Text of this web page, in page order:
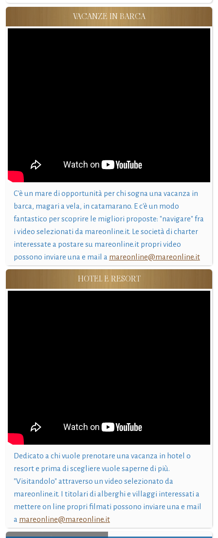
VACANZE IN BARCA
C'è un mare di opportunità per chi sogna una vacanza in
barca, magari a vela, in catamarano. E c'è un modo
fantastico per scoprire le migliori proposte: "navigare" fra
i video selezionati da mareonline.it. Le società di charter
interessate a postare su mareonline.it propri video
possono inviare una e mail a mareonline@mareonline.it
HOTEL E RESORT
Dedicato a chi vuole prenotare una vacanza in hotel o
resort e prima di scegliere vuole saperne di più.
"Visitandolo" attraverso un video selezionato da
mareonline.it. I titolari di alberghi e villaggi interessati a
mettere on line propri filmati possono inviare una e mail
a mareonline@mareonline.it